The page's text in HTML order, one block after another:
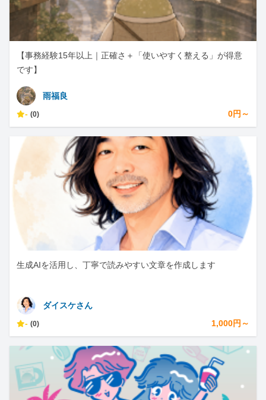
【事務経験15年以上｜正確さ＋「使いやすく整える」が得意
です】
雨福良
- (0) 0円～
生成AIを活用し、丁寧で読みやすい文章を作成します
ダイスケさん
- (0) 1,000円～